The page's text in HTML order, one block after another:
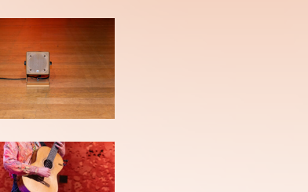
SdS-
PH-
220126-
3925_wb
JJW-
SdS-